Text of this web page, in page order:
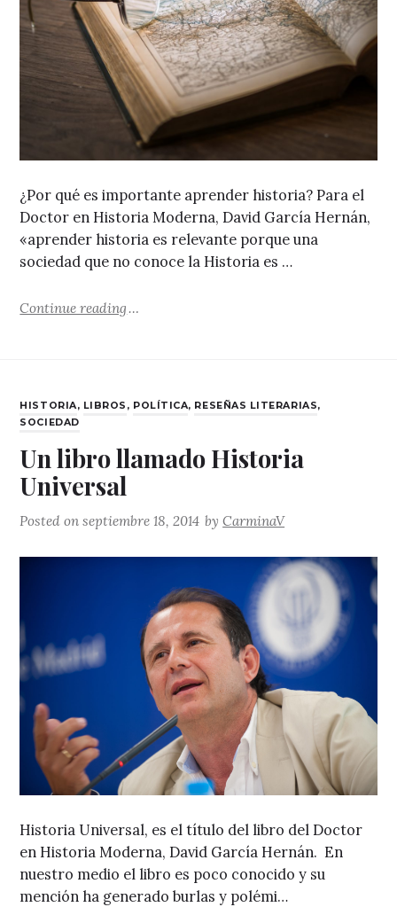
¿Por qué es importante aprender historia? Para el
Doctor en Historia Moderna, David García Hernán,
«aprender historia es relevante porque una
sociedad que no conoce la Historia es …
Continue reading "Recordemos la historia"
CATEGORIES
HISTORIA, LIBROS , POLÍTICA, RESEÑAS LITERARIAS,
SOCIEDAD
Un libro llamado Historia
Universal
Posted onseptiembre 18, 2014 byCarminaV
Historia Universal, es el título del libro del Doctor
en Historia Moderna, David García Hernán. En
nuestro medio el libro es poco conocido y su
mención ha generado burlas y polémi…